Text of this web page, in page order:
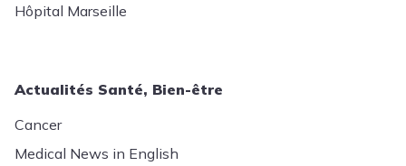
Hôpital Marseille
Actualités Santé, Bien-être
Cancer
Medical News in English